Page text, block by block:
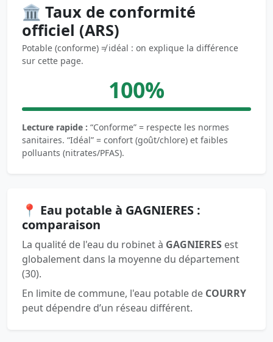
🏛️ Taux de conformité
officiel (ARS)
Potable (conforme) ≠ idéal : on explique la différence
sur cette page.
100%
Lecture rapide : “Conforme” = respecte les normes
sanitaires. “Idéal” = confort (goût/chlore) et faibles
polluants (nitrates/PFAS).
📍 Eau potable à GAGNIERES :
comparaison
La qualité de l'eau du robinet à GAGNIERES est
globalement dans la moyenne du département
(30).
En limite de commune, l'eau potable de COURRY
peut dépendre d’un réseau différent.